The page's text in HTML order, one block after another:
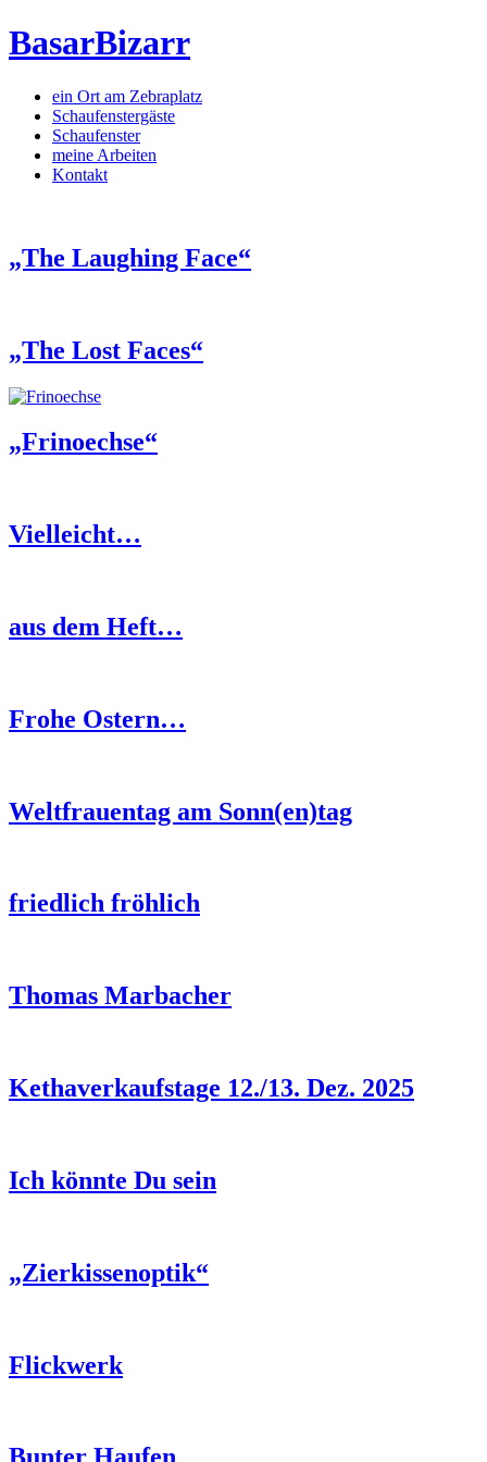
BasarBizarr
ein Ort am Zebraplatz
Schaufenster­gäste
Schaufenster
meine Arbeiten
Kontakt
„The Laughing Face“
„The Lost Faces“
„Frinoechse“
Vielleicht…
aus dem Heft…
Frohe Ostern…
Weltfrauentag am Sonn(en)tag
friedlich fröhlich
Thomas Marbacher
Kethaverkaufstage 12./13. Dez. 2025
Ich könnte Du sein
„Zierkissenoptik“
Flickwerk